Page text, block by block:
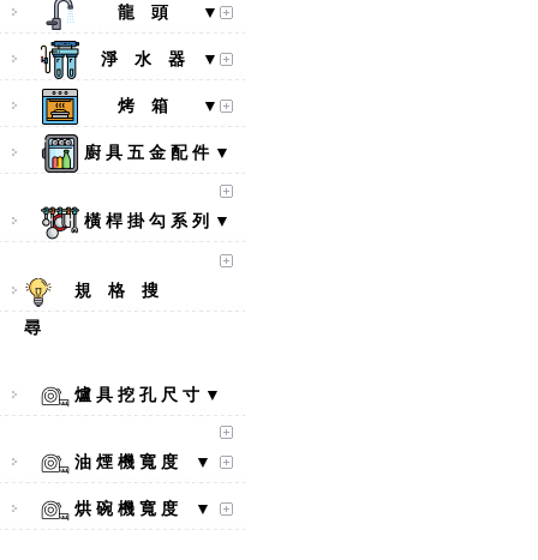
龍 頭 ▼
淨 水 器 ▼
烤 箱 ▼
廚 具 五 金 配 件 ▼
橫 桿 掛 勾 系 列 ▼
規 格 搜
尋
爐 具 挖 孔 尺 寸 ▼
油 煙 機 寬 度 ▼
烘 碗 機 寬 度 ▼
【林內Rinnai】 RB-L2600S(A)
彩焱系列 檯面式彩焱不銹鋼雙
口爐